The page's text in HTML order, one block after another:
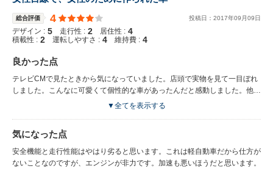
総合評価 4 投稿日： 2017年09 月09日
デザイン : 5 走行性 : 2 居住性 : 4
積載性 : 2 運転しやすさ : 4 維持費 : 4
良かった点
テレビCMで見たときから気になっていました。店頭で実物を見て一目ぼれ
しました。こんなに可愛くて個性的な車があったんだと感動しました。他と
はちがう四角くコンパクトなフォルムが魅力的です。カラーバリエーション
インになっています。ハンドルが細目に作られており、にぎりやすいです。
女性の私にも運転しやすい車です。室内は充分に広く大人四人が余裕で乗れ
ます。荷物室は狭いですが、一人で乗る時はリアシートが使えれるので充分
▼全てを表示する
気になった点
安全機能と走行性能はやはり劣ると思います。これは軽自動車だから仕方が
ないことなのですが、エンジンが非力です。加速も悪いほうだと思います。